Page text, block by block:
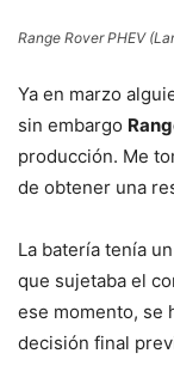
Range Rover PHEV
Ya en marzo
sin embargo
producción. Me
de obtener una
La batería tenía
que sujetaba el
ese momento, se
decisión final